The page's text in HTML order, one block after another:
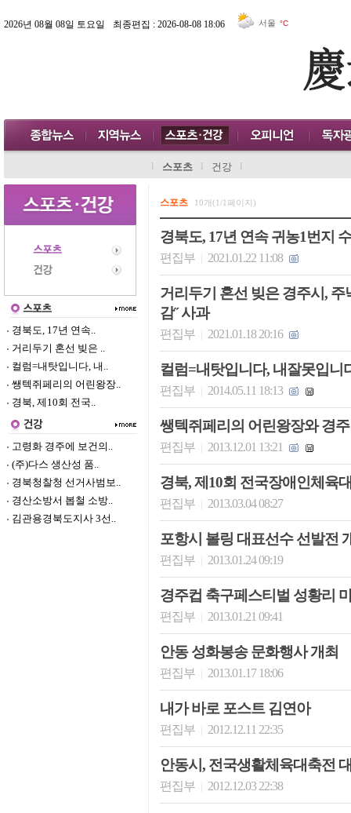
2026년 08월 08일 토요일 최종편집 : 2026-08-08 18:06 서울 °C
l 스포츠 l 건강 l
경북도, 17년 연속..
거리두기 혼선 빚은 ..
컬럼=내탓입니다, 내..
쌩텍쥐페리의 어린왕장..
경북, 제10회 전국..
고령화 경주에 보건의..
(주)다스 생산성 품..
경북청찰청 선거사범보..
경산소방서 봅철 소방..
김관용경북도지사 3선..
스포츠 10개(1/1페이지)
경북도, 17년 연속 귀농1번지
편집부 | 2021.01.22 11:08
거리두기 혼선 빚은 경주시, 주
감˝ 사과
편집부 | 2021.01.18 20:16
컬럼=내탓입니다, 내잘못입니
편집부 | 2014.05.11 18:13
쌩텍쥐페리의 어린왕장와 경주
편집부 | 2013.12.01 13:21
경북, 제10회 전국장애인체육
편집부 | 2013.03.04 08:27
포항시 볼링 대표선수 선발전
편집부 | 2013.01.24 09:19
경주컵 축구페스티벌 성황리
편집부 | 2013.01.21 09:41
안동 성화봉송 문화행사 개최
편집부 | 2013.01.17 18:06
내가 바로 포스트 김연아
편집부 | 2012.12.11 22:35
안동시, 전국생활체육대축전
편집부 | 2012.12.03 22:38